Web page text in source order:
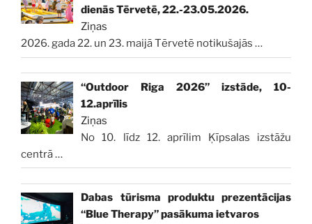
dienās Tērvetē, 22.-23.05.2026.
Ziņas
2026. gada 22. un 23. maijā Tērvetē notikušajās …
“Outdoor Riga 2026” izstāde, 10-
12.aprīlis
Ziņas
No 10. līdz 12. aprīlim Ķīpsalas izstāžu
centrā…
Dabas tūrisma produktu prezentācijas
“Blue Therapy” pasākuma ietvaros